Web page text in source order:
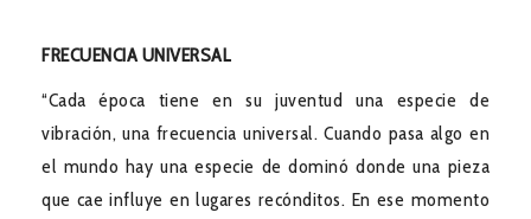
FRECUENCIA UNIVERSAL
“Cada época tiene en su juventud una especie de
vibración, una frecuencia universal. Cuando pasa algo en
el mundo hay una especie de dominó donde una pieza
que cae influye en lugares recónditos. En ese momento